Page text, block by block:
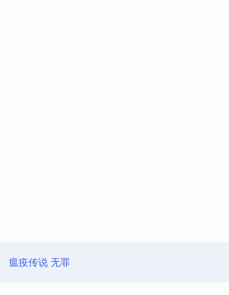
瘟疫传说 无罪